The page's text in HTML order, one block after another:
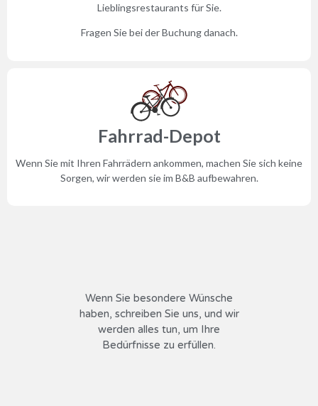
Lieblingsrestaurants für Sie.
Fragen Sie bei der Buchung danach.
Fahrrad-Depot
Wenn Sie mit Ihren Fahrrädern ankommen, machen Sie sich keine
Sorgen, wir werden sie im B&B aufbewahren.
Wenn Sie besondere Wünsche
haben, schreiben Sie uns, und wir
werden alles tun, um Ihre
Bedürfnisse zu erfüllen.